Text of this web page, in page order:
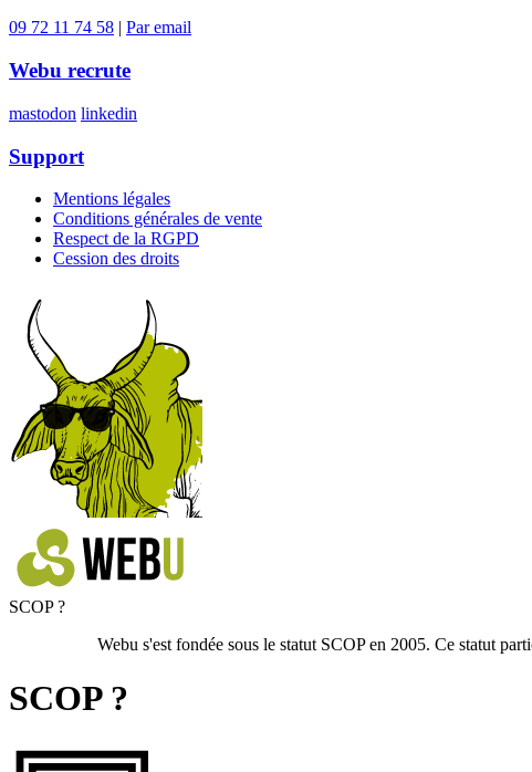
09 72 11 74 58 | Par email
Webu recrute
mastodon linkedin
Support
Mentions légales
Conditions générales de vente
Respect de la RGPD
Cession des droits
SCOP ?
Webu s'est fondée sous le statut SCOP en 2005. Ce statut
SCOP ?